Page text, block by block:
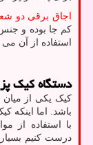
اجاق برقی دو
کم جا بوده و جنس
استفاده از آن
دستگاه کیک پز
کیک یکی از میان
باشد. اما اینکه
با استفاده از
درست کنیم